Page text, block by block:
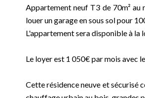
Appartement neuf T3 de 70m² au
louer un garage en sous sol pour
L'appartement sera disponible à la
Le loyer est 1 050€ par mois avec
Cette résidence neuve et sécurisé